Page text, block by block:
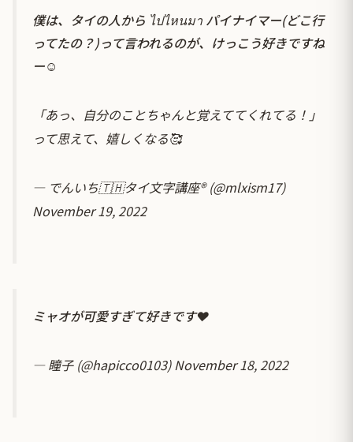
僕は、タイの人から ไปไหนมา パイナイマー(どこ行
ってたの？)って言われるのが、けっこう好きですね
ー☺️
「あっ、自分のことちゃんと覚えててくれてる！」
って思えて、嬉しくなる🥰
— でんいち🇹🇭タイ文字講座® (@mlxism17)
November 19, 2022
ミャオが可愛すぎて好きです❤️
— 瞳子 (@hapicco0103) November 18, 2022